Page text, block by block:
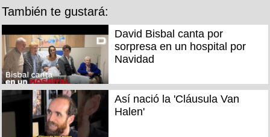
También te gustará:
David Bisbal canta por
sorpresa en un hospital por
Navidad
Así nació la 'Cláusula Van
Halen'